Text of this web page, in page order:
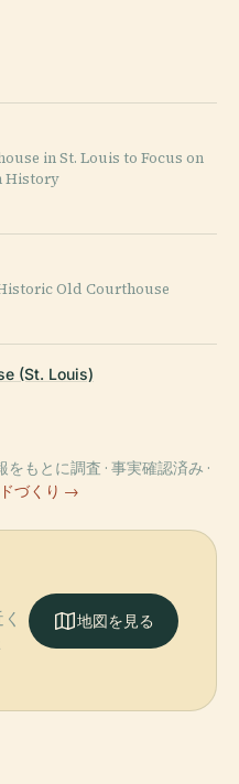
in St. Louis to Focus on
History
Old Courthouse
(St. Louis)
もとに調査 · 事実確認済み ·
づくり →
地図を見る